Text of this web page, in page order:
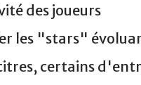
des joueurs
les "stars"
certains